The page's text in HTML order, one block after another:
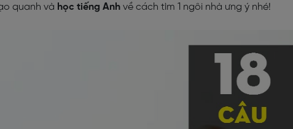
quanh và học tiếng Anh về cách tìm 1 ngôi nhà ưng ý nhé!